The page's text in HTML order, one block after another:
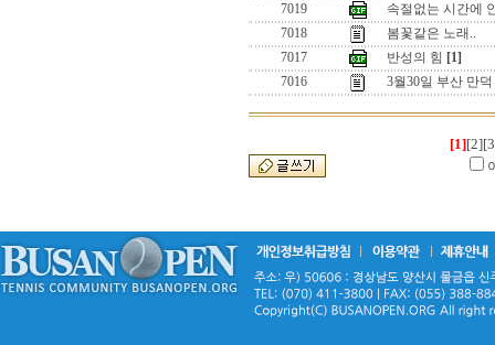
7019
속절없는 시간에
7018
봄꽃같은 노래..
7017
반성의 힘 [1]
7016
3월30일 부산 만
[1][2]